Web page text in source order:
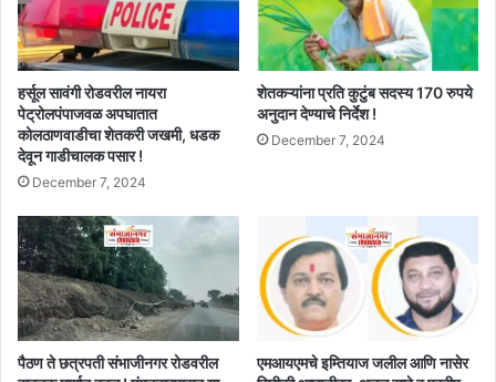
हर्सूल सावंगी रोडवरील नायरा
पेट्रोलपंपाजवळ अपघातात
कोलठाणवाडीचा शेतकरी जखमी, धडक
देवून गाडीचालक पसार !
December 7, 2024
शेतकऱ्यांना प्रति कुटुंब सदस्य 170 रुपये
अनुदान देण्याचे निर्देश !
December 7, 2024
पैठण ते छत्रपती संभाजीनगर रोडवरील
एमआयएमचे इम्तियाज जलील आणि नासेर